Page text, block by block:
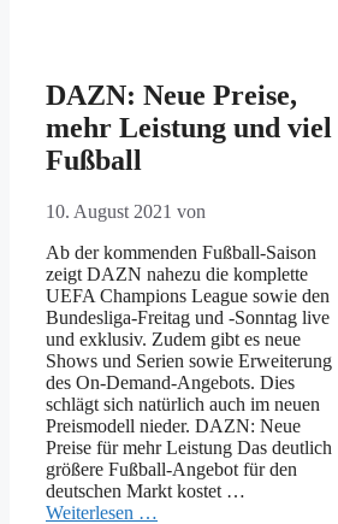
DAZN: Neue Preise,
mehr Leistung und viel
Fußball
10. August 2021 von
Ab der kommenden Fußball-Saison
zeigt DAZN nahezu die komplette
UEFA Champions League sowie den
Bundesliga-Freitag und -Sonntag live
und exklusiv. Zudem gibt es neue
Shows und Serien sowie Erweiterung
des On-Demand-Angebots. Dies
schlägt sich natürlich auch im neuen
Preismodell nieder. DAZN: Neue
Preise für mehr Leistung Das deutlich
größere Fußball-Angebot für den
deutschen Markt kostet …
Weiterlesen …